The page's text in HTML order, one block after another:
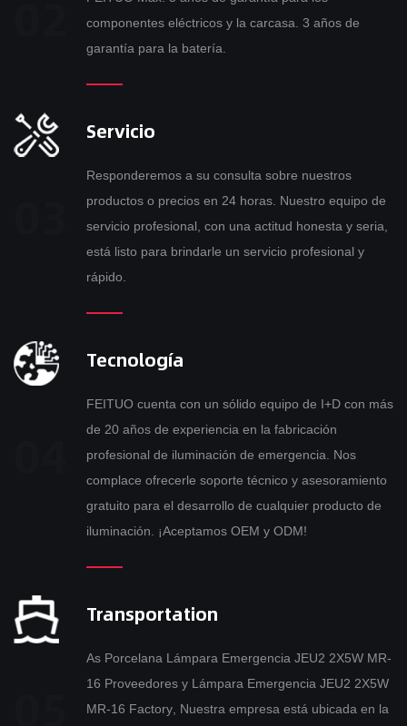
componentes eléctricos y la carcasa. 3 años de
garantía para la batería.
Servicio
Responderemos a su consulta sobre nuestros
productos o precios en 24 horas. Nuestro equipo de
servicio profesional, con una actitud honesta y seria,
está listo para brindarle un servicio profesional y
rápido.
Tecnología
FEITUO cuenta con un sólido equipo de I+D con más
de 20 años de experiencia en la fabricación
profesional de iluminación de emergencia. Nos
complace ofrecerle soporte técnico y asesoramiento
gratuito para el desarrollo de cualquier producto de
iluminación. ¡Aceptamos OEM y ODM!
Transportation
As Porcelana Lámpara Emergencia JEU2 2X5W MR-
16 Proveedores y Lámpara Emergencia JEU2 2X5W
MR-16 Factory , Nuestra empresa está ubicada en la